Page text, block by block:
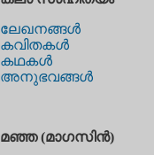
ലേഖനങ്ങള്‍
കവിതകള്‍
കഥകള്‍
അനുഭവങ്ങള്‍
മഞ്ഞ (മാഗസിന്‍)